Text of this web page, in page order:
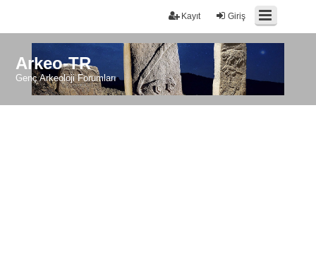
Giriş
Kayıt
Arkeo-TR
Genç Arkeoloji Forumları